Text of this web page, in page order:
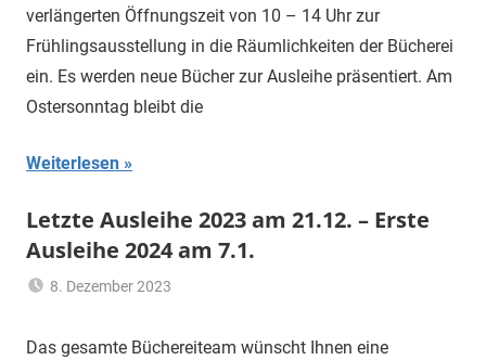
verlängerten Öffnungszeit von 10 – 14 Uhr zur
Frühlingsausstellung in die Räumlichkeiten der Bücherei
ein. Es werden neue Bücher zur Ausleihe präsentiert. Am
Ostersonntag bleibt die
Weiterlesen
Letzte Ausleihe 2023 am 21.12. – Erste
Ausleihe 2024 am 7.1.
8. Dezember 2023
Sommer
Das gesamte Büchereiteam wünscht Ihnen eine